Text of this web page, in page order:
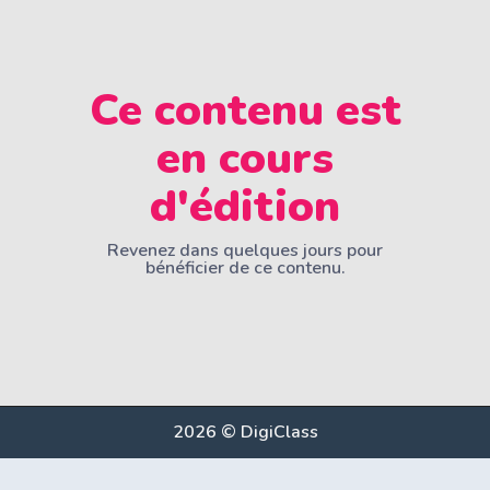
Ce contenu est
en cours
d'édition
Revenez dans quelques jours pour
bénéficier de ce contenu.
2026 © DigiClass